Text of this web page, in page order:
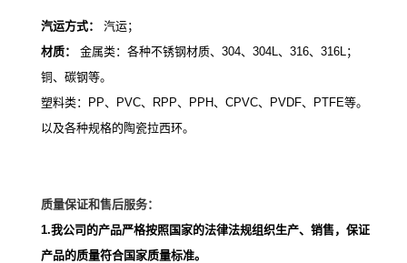
汽运方式：
汽运；
材质：
金属类： 各种不锈钢材质、304、304L、316、316L；
铜、碳钢等。
塑料类： PP、PVC、RPP、PPH、CPVC、PVDF、PTFE等。
以及各种规格的陶瓷拉西环。
质量保证和售后服务：
1.我公司的产品严格按照国家的法律法规组织生产、销售，保证
产品的质量符合国家质量标准。